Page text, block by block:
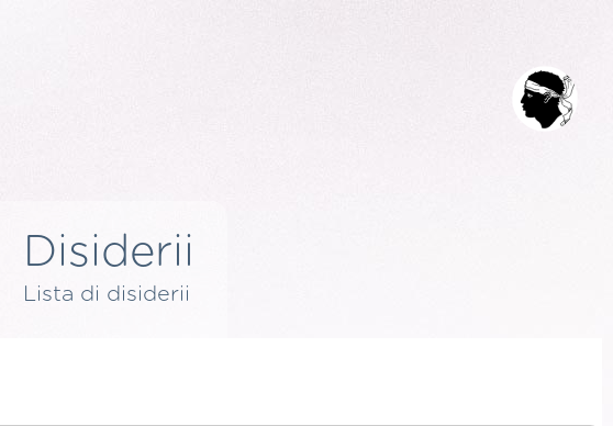
Disiderii
Lista di disiderii